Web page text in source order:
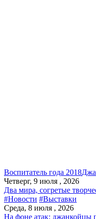
Воспитатель года 2018
Четверг, 9 июля , 2026
Два мира, согретые
#Новости #Выставки
Среда, 8 июля , 2026
На фоне атак: джанкойцы